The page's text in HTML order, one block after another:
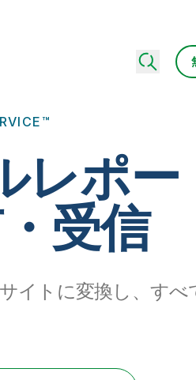
レポー
受信
イトに変換し、すべ